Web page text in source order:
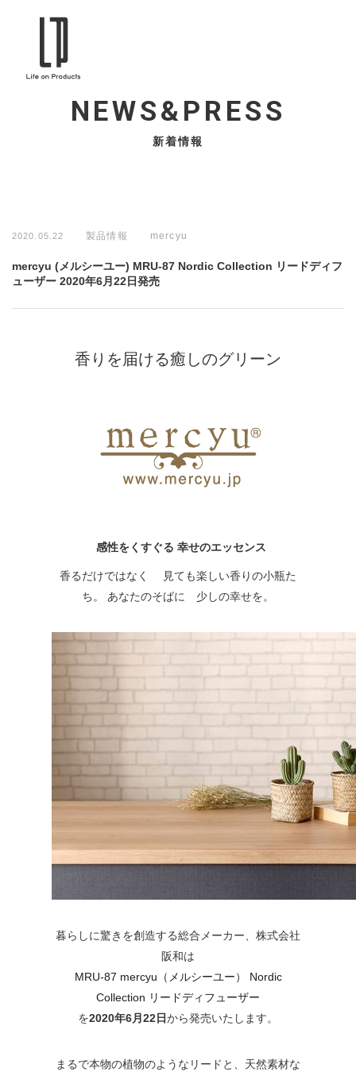
NEWS&PRESS
新着情報
2020.05.22 製品情報 mercyu
mercyu (メルシーユー) MRU-87 Nordic Collection リードディフ
ューザー 2020年6月22日発売
香りを届ける癒しのグリーン
感性をくすぐる 幸せのエッセンス
香るだけではなく 見ても楽しい香りの小瓶た
ち。 あなたのそばに 少しの幸せを。
暮らしに驚きを創造する総合メーカー、株式会社
阪和は
MRU-87 mercyu（メルシーユー） Nordic
Collection リードディフューザー
を2020年6月22日から発売いたします。
まるで本物の植物のようなリードと、天然素材な